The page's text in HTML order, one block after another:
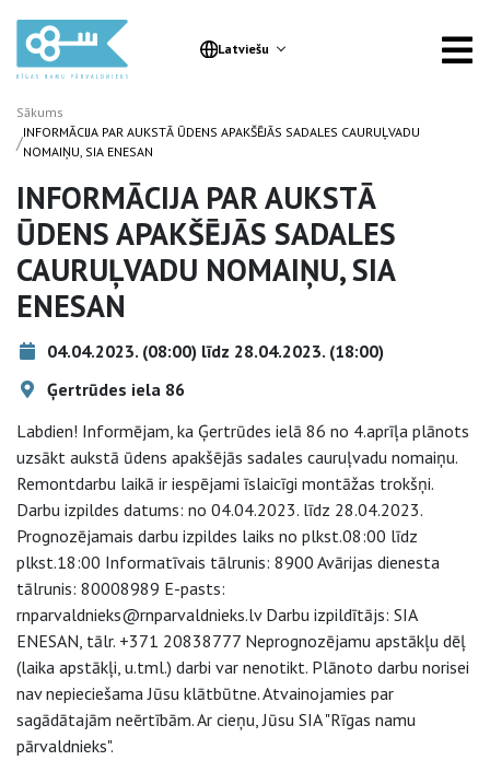
Latviešu
Sākums
/INFORMĀCIJA PAR AUKSTĀ ŪDENS APAKŠĒJĀS SADALES CAURUĻVADU
NOMAIŅU, SIA ENESAN
INFORMĀCIJA PAR AUKSTĀ
ŪDENS APAKŠĒJĀS SADALES
CAURUĻVADU NOMAIŅU, SIA
ENESAN
04.04.2023. (08:00) līdz 28.04.2023. (18:00)
Ģertrūdes iela 86
Labdien! Informējam, ka Ģertrūdes ielā 86 no 4.aprīļa plānots
uzsākt aukstā ūdens apakšējās sadales cauruļvadu nomaiņu.
Remontdarbu laikā ir iespējami īslaicīgi montāžas trokšņi.
Darbu izpildes datums: no 04.04.2023. līdz 28.04.2023.
Prognozējamais darbu izpildes laiks no plkst.08:00 līdz
plkst.18:00 Informatīvais tālrunis: 8900 Avārijas dienesta
tālrunis: 80008989 E-pasts:
rnparvaldnieks@rnparvaldnieks.lv Darbu izpildītājs: SIA
ENESAN, tālr. +371 20838777 Neprognozējamu apstākļu dēļ
(laika apstākļi, u.tml.) darbi var nenotikt. Plānoto darbu norisei
nav nepieciešama Jūsu klātbūtne. Atvainojamies par
sagādātajām neērtībām. Ar cieņu, Jūsu SIA "Rīgas namu
pārvaldnieks".